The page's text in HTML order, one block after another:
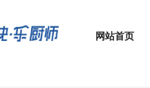
网站首页